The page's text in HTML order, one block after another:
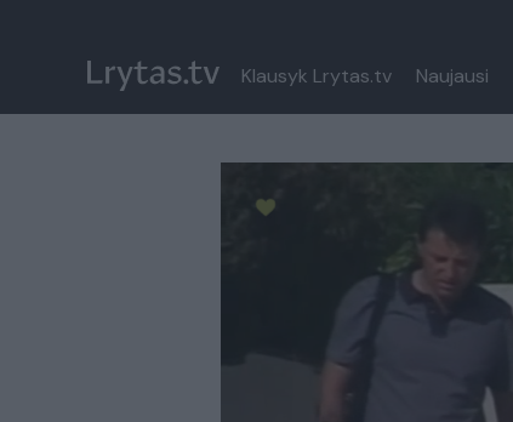
Klausyk Lrytas.tv Naujausi